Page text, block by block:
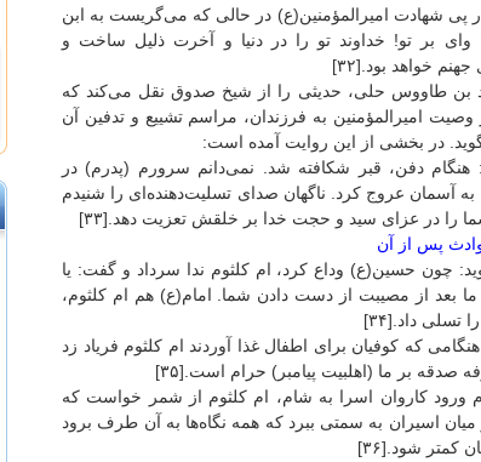
پی شهادت امیرالمؤمنین(ع) در حالی که می‌گریست به ابن
بر تو! خداوند تو را در دنیا و آخرت ذلیل ساخت و
خواهد بود.[۳۲]
بن طاووس حلی، حدیثی را از شیخ صدوق نقل می‌کند که‌
وصیت امیرالمؤمنین به فرزندان، مراسم تشییع و تدفین آن
در بخشی از این روایت آمده است:
هنگام دفن، قبر شکافته شد. نمی‌دانم سرورم (پدرم) در
به آسمان عروج کرد. ناگهان صدای تسلیت‌دهنده‌ای را شنیدم
را در عزای سید و حجت خدا بر خلقش تعزیت دهد.[۳۳]
پس از آن
چون حسین(ع) وداع کرد، ام کلثوم ندا سرداد و گفت: یا
ما بعد از مصیبت از دست دادن شما. امام(ع) هم ام کلثوم،
داد.[۳۴]
که کوفیان برای اطفال غذا آوردند ام کلثوم فریاد زد
صدقه بر ما (اهلبیت پیامبر) حرام است.[۳۵]
ورود کاروان اسرا به شام، ام کلثوم از شمر خواست که
اسیران به سمتی ببرد که همه نگاه‌ها به آن طرف برود
کمتر شود.[۳۶]